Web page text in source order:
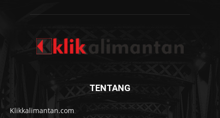
TENTANG
Klikkalimantan.com